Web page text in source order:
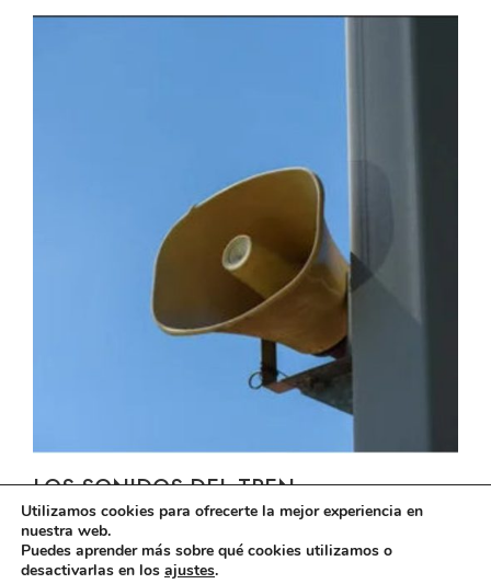
LOS SONIDOS DEL TREN.
Utilizamos cookies para ofrecerte la mejor experiencia en
nuestra web.
Puedes aprender más sobre qué cookies utilizamos o
desactivarlas en los ajustes.